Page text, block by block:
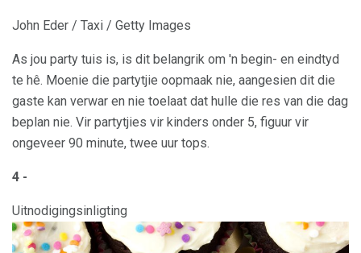
John Eder / Taxi / Getty Images
As jou party tuis is, is dit belangrik om 'n begin- en eindtyd
te hê. Moenie die partytjie oopmaak nie, aangesien dit die
gaste kan verwar en nie toelaat dat hulle die res van die dag
beplan nie. Vir partytjies vir kinders onder 5, figuur vir
ongeveer 90 minute, twee uur tops.
4 -
Uitnodigingsinligting